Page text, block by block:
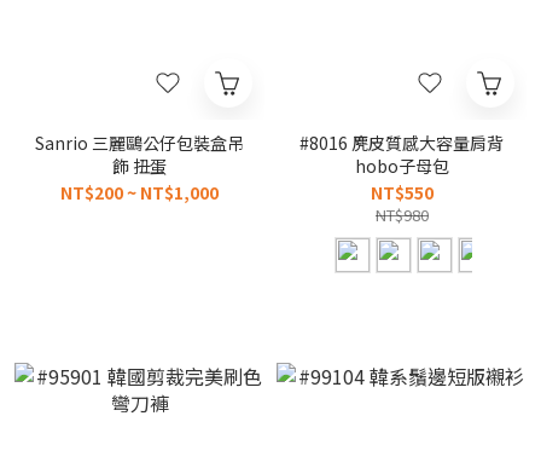
Sanrio 三麗鷗公仔包裝盒吊
飾 扭蛋
NT$200 ~ NT$1,000
#8016 麂皮質感大容量肩背
hobo子母包
NT$550
NT$980